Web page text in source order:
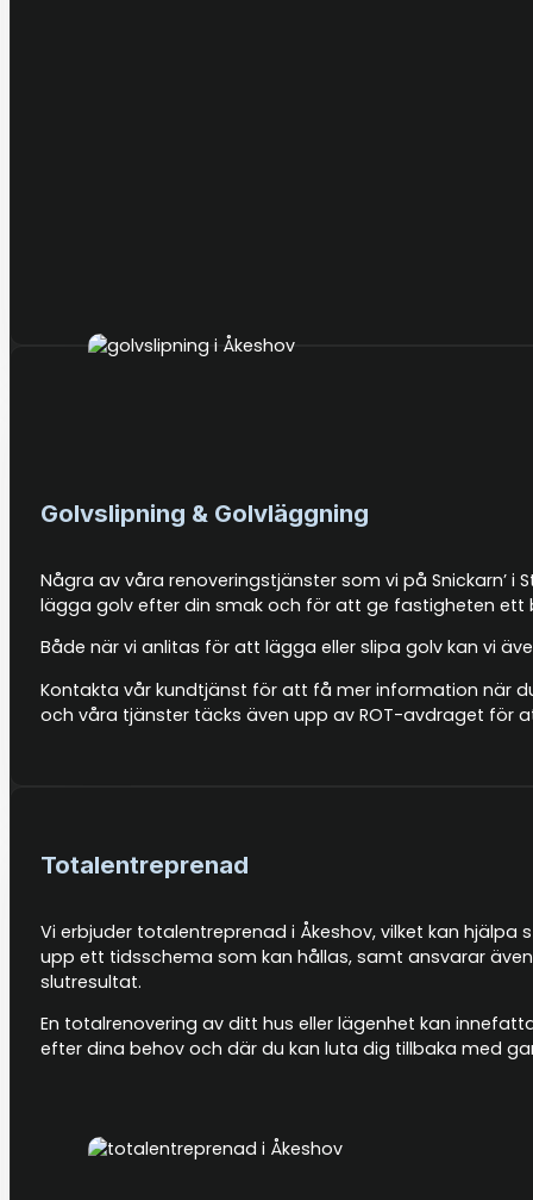
Golvslipning & Golvläggning
Några av våra renoveringstjänster som vi på
lägga golv efter din smak och för att ge fastigheten ett
Både när vi anlitas för att lägga eller slipa golv kan vi
Kontakta vår kundtjänst för att få mer information när
och våra tjänster täcks även upp av ROT-avdraget för
Totalentreprenad
Vi erbjuder totalentreprenad i Åkeshov, vilket kan
upp ett tidsschema som kan hållas, samt ansvarar
slutresultat.
En totalrenovering av ditt hus eller lägenhet kan
efter dina behov och där du kan luta dig tillbaka med